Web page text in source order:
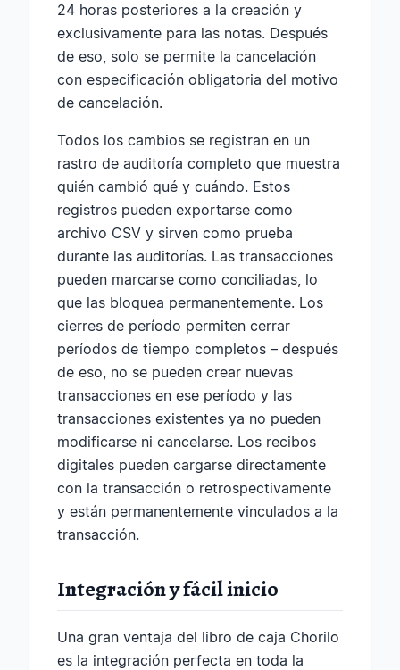
24 horas posteriores a la creación y
exclusivamente para las notas. Después
de eso, solo se permite la cancelación
con especificación obligatoria del motivo
de cancelación.
Todos los cambios se registran en un
rastro de auditoría completo que muestra
quién cambió qué y cuándo. Estos
registros pueden exportarse como
archivo CSV y sirven como prueba
durante las auditorías. Las transacciones
pueden marcarse como conciliadas, lo
que las bloquea permanentemente. Los
cierres de período permiten cerrar
períodos de tiempo completos – después
de eso, no se pueden crear nuevas
transacciones en ese período y las
transacciones existentes ya no pueden
modificarse ni cancelarse. Los recibos
digitales pueden cargarse directamente
con la transacción o retrospectivamente
y están permanentemente vinculados a la
transacción.
Integración y fácil inicio
Una gran ventaja del libro de caja Chorilo
es la integración perfecta en toda la